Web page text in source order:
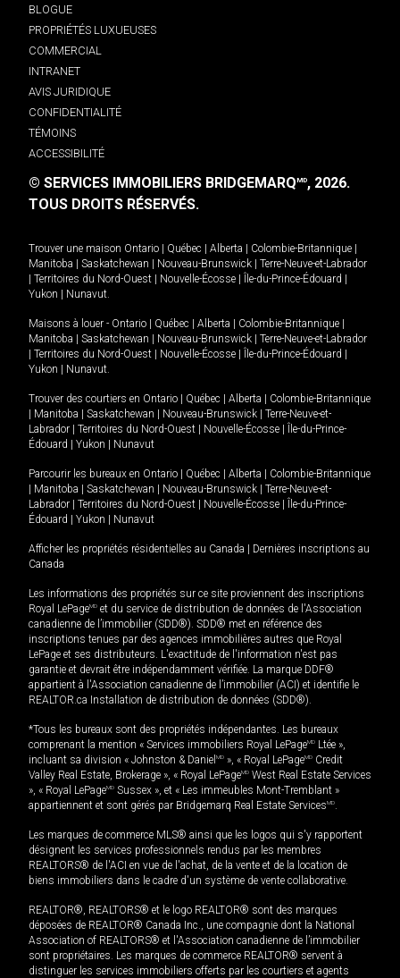
BLOGUE
PROPRIÉTÉS LUXUEUSES
COMMERCIAL
INTRANET
AVIS JURIDIQUE
CONFIDENTIALITÉ
TÉMOINS
ACCESSIBILITÉ
© SERVICES IMMOBILIERS BRIDGEMARQMD, 2026.
TOUS DROITS RÉSERVÉS.
Trouver une maison Ontario | Québec | Alberta | Colombie-Britannique |
Manitoba | Saskatchewan | Nouveau-Brunswick | Terre-Neuve-et-Labrador
| Territoires du Nord-Ouest | Nouvelle-Écosse | Île-du-Prince-Édouard |
Yukon | Nunavut
Maisons à louer - Ontario | Québec | Alberta | Colombie-Britannique |
Manitoba | Saskatchewan | Nouveau-Brunswick | Terre-Neuve-et-Labrador
| Territoires du Nord-Ouest | Nouvelle-Écosse | Île-du-Prince-Édouard |
Yukon | Nunavut
Trouver des courtiers en Ontario | Québec | Alberta | Colombie-Britannique
| Manitoba | Saskatchewan | Nouveau-Brunswick | Terre-Neuve-et-
Labrador | Territoires du Nord-Ouest | Nouvelle-Écosse | Île-du-Prince-
Édouard | Yukon | Nunavut
Parcourir les bureaux en Ontario | Québec | Alberta | Colombie-Britannique
| Manitoba | Saskatchewan | Nouveau-Brunswick | Terre-Neuve-et-
Labrador | Territoires du Nord-Ouest | Nouvelle-Écosse | Île-du-Prince-
Édouard | Yukon | Nunavut
Afficher les propriétés résidentielles au Canada | Dernières inscriptions au
Canada
Les informations des propriétés sur ce site proviennent des inscriptions
Royal LePageMD et du service de distribution de données de l'Association
canadienne de l’immobilier (SDD®). SDD® met en référence des
inscriptions tenues par des agences immobilières autres que Royal
LePage et ses distributeurs. L'exactitude de l'information n'est pas
garantie et devrait être indépendamment vérifiée. La marque DDF®
appartient à l'Association canadienne de l’immobilier (ACI) et identifie le
REALTOR.ca Installation de distribution de données (SDD®).
*Tous les bureaux sont des propriétés indépendantes. Les bureaux
comprenant la mention « Services immobiliers Royal LePageMD Ltée »,
incluant sa division « Johnston & Daniel MD », « Royal LePageMD Credit
Valley Real Estate, Brokerage », « Royal LePageMD West Real Estate Services
», « Royal LePageMD Sussex », et « Les immeubles Mont-Tremblant »
appartiennent et sont gérés par Bridgemarq Real Estate ServicesMD
Les marques de commerce MLS® ainsi que les logos qui s'y rapportent
désignent les services professionnels rendus par les membres
REALTORS® de l'ACI en vue de l'achat, de la vente et de la location de
biens immobiliers dans le cadre d'un système de vente collaborative.
REALTOR®, REALTORS® et le logo REALTOR® sont des marques
déposées de REALTOR® Canada Inc., une compagnie dont la National
Association of REALTORS® et l'Association canadienne de l’immobilier
sont propriétaires. Les marques de commerce REALTOR® servent à
distinguer les services immobiliers offerts par les courtiers et agents